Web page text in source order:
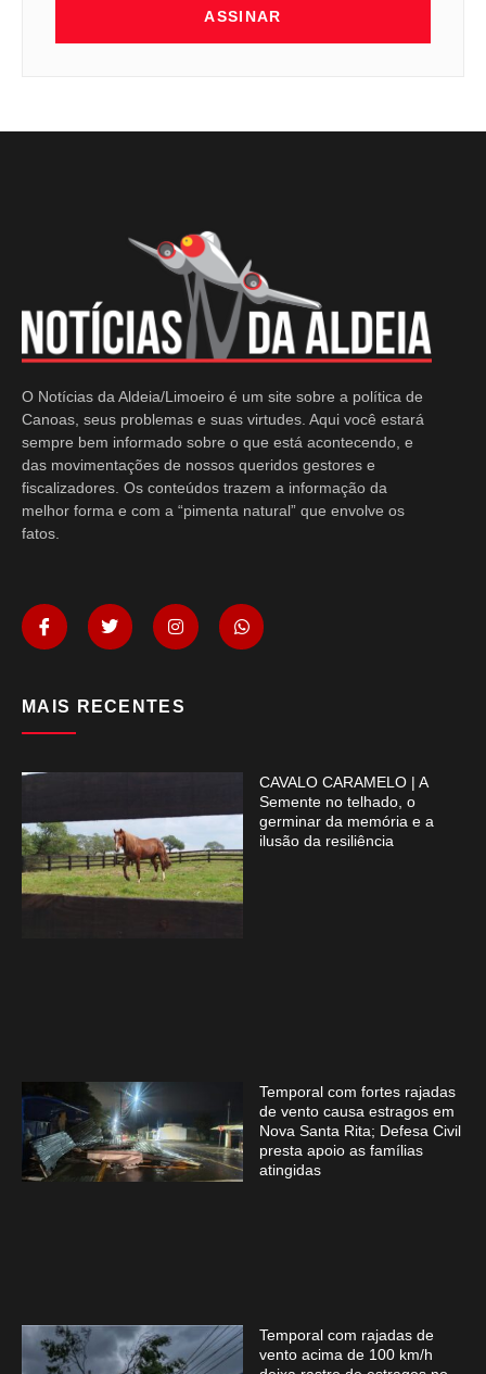
ASSINAR
O Notícias da Aldeia/Limoeiro é um site sobre a política de
Canoas, seus problemas e suas virtudes. Aqui você estará
sempre bem informado sobre o que está acontecendo, e
das movimentações de nossos queridos gestores e
fiscalizadores. Os conteúdos trazem a informação da
melhor forma e com a “pimenta natural” que envolve os
fatos.
MAIS RECENTES
CAVALO CARAMELO | A
Semente no telhado, o
germinar da memória e a
ilusão da resiliência
Temporal com fortes rajadas
de vento causa estragos em
Nova Santa Rita; Defesa Civil
presta apoio as famílias
atingidas
Temporal com rajadas de
vento acima de 100 km/h